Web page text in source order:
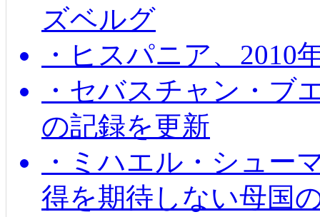
ズベルグ
・ヒスパニア、2010
・セバスチャン・ブ
の記録を更新
・ミハエル・シュー
得を期待しない母国